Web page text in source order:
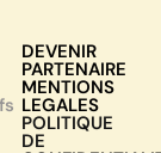
DEVENIR
PARTENAIRE
MENTIONS
LEGALES
POLITIQUE
DE